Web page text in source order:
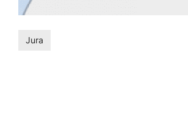
Jura